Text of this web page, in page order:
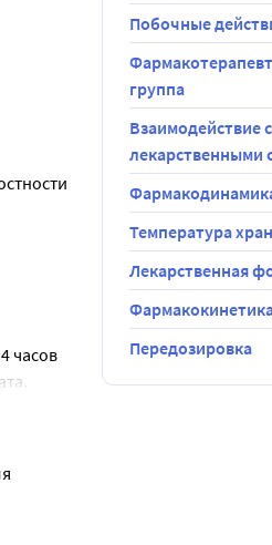
или
часов
Побочные
группа
Взаимодействие
лекарственными
Температура
Лекарственная
Передозировка